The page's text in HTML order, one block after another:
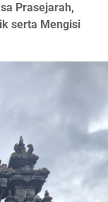
Prasejarah,
serta Mengisi